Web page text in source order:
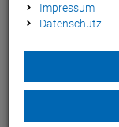
Garmin
Forerunner
Erweitern Sie
und machen Sie
Impressum
Datenschutz